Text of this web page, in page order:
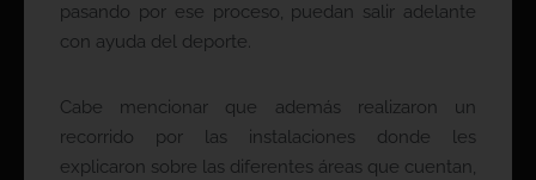
pasando por ese proceso, puedan salir adelante
con ayuda del deporte.
Cabe mencionar que además realizaron un
recorrido por las instalaciones donde les
explicaron sobre las diferentes áreas que cuentan,